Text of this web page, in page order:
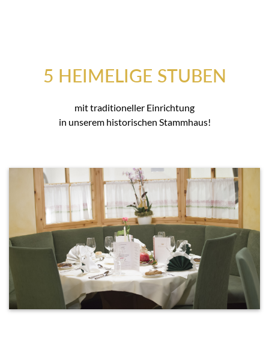
5 HEIMELIGE STUBEN
mit traditioneller Einrichtung
in unserem historischen Stammhaus!